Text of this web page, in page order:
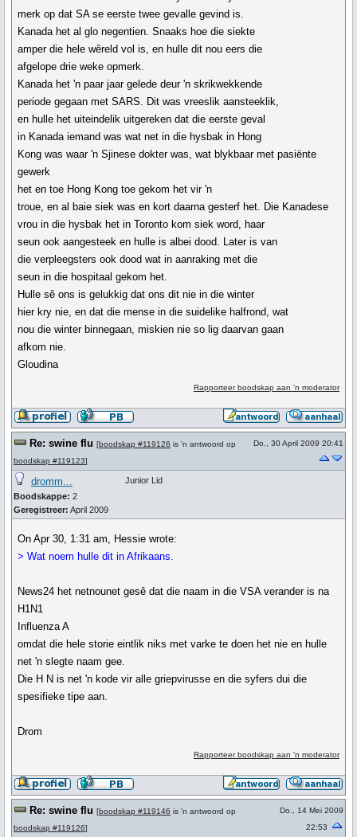
merk op dat SA se eerste twee gevalle gevind is.
Kanada het al glo negentien. Snaaks hoe die siekte
amper die hele wêreld vol is, en hulle dit nou eers die
afgelope drie weke opmerk.
Kanada het 'n paar jaar gelede deur 'n skrikwekkende
periode gegaan met SARS. Dit was vreeslik aansteeklik,
en hulle het uiteindelik uitgereken dat die eerste geval
in Kanada iemand was wat net in die hysbak in Hong
Kong was waar 'n Sjinese dokter was, wat blykbaar met pasiënte
gewerk
het en toe Hong Kong toe gekom het vir 'n
troue, en al baie siek was en kort daarna gesterf het. Die Kanadese
vrou in die hysbak het in Toronto kom siek word, haar
seun ook aangesteek en hulle is albei dood. Later is van
die verpleegsters ook dood wat in aanraking met die
seun in die hospitaal gekom het.
Hulle sê ons is gelukkig dat ons dit nie in die winter
hier kry nie, en dat die mense in die suidelike halfrond, wat
nou die winter binnegaan, miskien nie so lig daarvan gaan
afkom nie.
Gloudina
Rapporteer boodskap aan 'n moderator
Re: swine flu [boodskap #119126 is 'n antwoord op
boodskap #119123]
Do., 30 April 2009 20:41
dromm...
Boodskappe: 2
Geregistreer: April 2009
Junior Lid
On Apr 30, 1:31 am, Hessie wrote:
> Wat noem hulle dit in Afrikaans.
News24 het netnounet gesê dat die naam in die VSA verander is na
H1N1
Influenza A
omdat die hele storie eintlik niks met varke te doen het nie en hulle
net 'n slegte naam gee.
Die H N is net 'n kode vir alle griepvirusse en die syfers dui die
spesifieke tipe aan.
Drom
Rapporteer boodskap aan 'n moderator
Re: swine flu [boodskap #119146 is 'n antwoord op
boodskap #119126]
Do., 14 Mei 2009
22:53